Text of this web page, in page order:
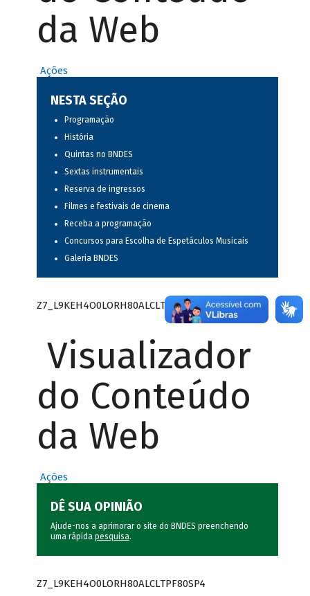
da Web
Ações
NESTA SEÇÃO
Programação
História
Quintas no BNDES
Sextas instrumentais
Reserva de ingressos
Filmes e festivais de cinema
Receba a programação
Concursos para Escolha de Espetáculos Musicais
Galeria BNDES
Z7_L9KEH4O0LORH80ALCLTPF80S97
Visualizador
do Conteúdo
da Web
Ações
DÊ SUA OPINIÃO
Ajude-nos a aprimorar o site do BNDES preenchendo
uma rápida pesquisa.
Z7_L9KEH4O0LORH80ALCLTPF80SP4